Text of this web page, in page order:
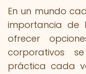
En un mundo
importancia de
ofrecer
corporativos
práctica cada